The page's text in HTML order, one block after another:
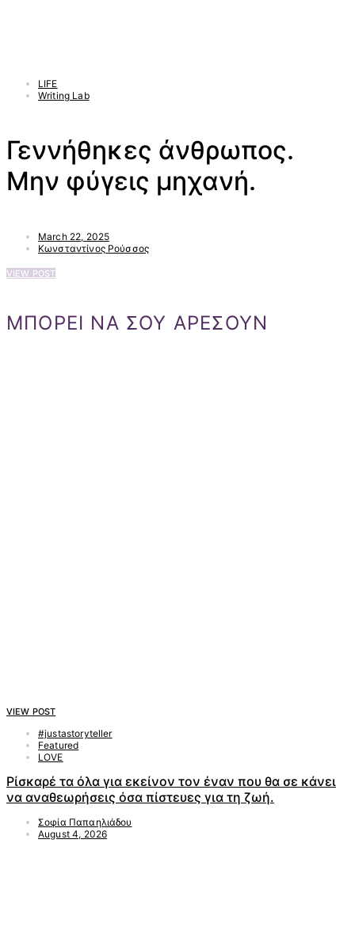
LIFE
Writing Lab
Γεννήθηκες άνθρωπος.
Μην φύγεις μηχανή.
March 22, 2025
Κωνσταντίνος Ρούσσος
VIEW POST
ΜΠΟΡΕΙ ΝΑ ΣΟΥ ΑΡΕΣΟΥΝ
VIEW POST
#justastoryteller
Featured
LOVE
Ρίσκαρέ τα όλα για εκείνον τον έναν που θα σε κάνει
να αναθεωρήσεις όσα πίστευες για τη ζωή.
Σοφία Παπαηλιάδου
August 4, 2026